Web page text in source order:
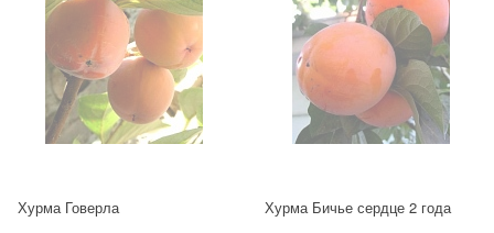
Хурма Говерла Хурма Бичье сердце 2 года